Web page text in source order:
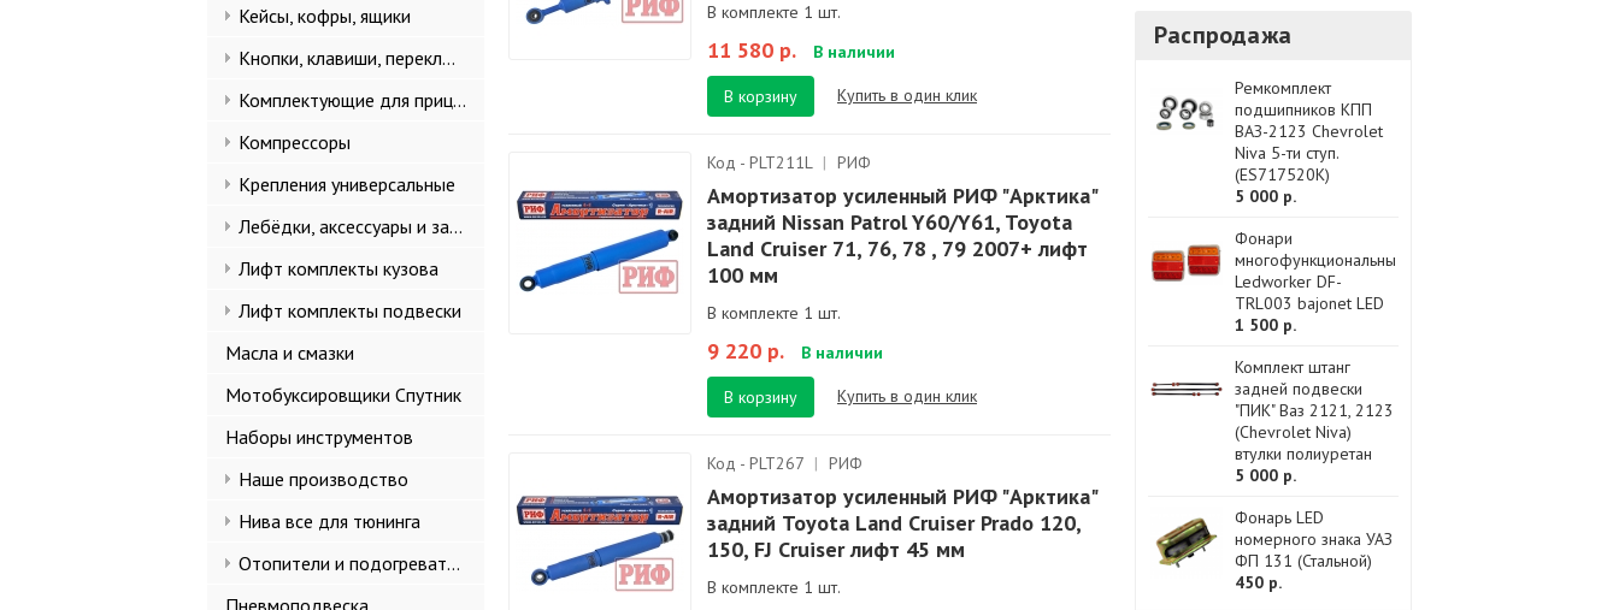
Кейсы, кофры, ящики
Кнопки, клавиши, переключатели
Комплектующие для прицепов
Компрессоры
Крепления универсальные
Лебёдки, аксессуары и запчасти
Лифт комплекты кузова
Лифт комплекты подвески
Масла и смазки
Мотобуксировщики Спутник
Наборы инструментов
Наше производство
Нива все для тюнинга
Отопители и подогреватели
Пневмоподвеска
В комплекте 1 шт.
11 580 р. В наличии
В корзину Купить в один клик
Код - PLT211L | РИФ
Амортизатор усиленный РИФ "Арктика"
задний Nissan Patrol Y60/Y61, Toyota
Land Cruiser 71, 76, 78 , 79 2007+ лифт
100 мм
В комплекте 1 шт.
9 220 р. В наличии
В корзину Купить в один клик
Код - PLT267 | РИФ
Амортизатор усиленный РИФ "Арктика"
задний Toyota Land Cruiser Prado 120,
150, FJ Cruiser лифт 45 мм
В комплекте 1 шт.
Распродажа
Ремкомплект
подшипников КПП
ВАЗ-2123 Chevrolet
Niva 5-ти ступ.
(ES717520K)
5 000 р.
Фонари
многофункциональные
Ledworker DF-
TRL003 bajonet LED
1 500 р.
Комплект штанг
задней подвески
"ПИК" Ваз 2121, 2123
(Chevrolet Niva)
втулки полиуретан
5 000 р.
Фонарь LED
номерного знака УАЗ
ФП 131 (Стальной)
450 р.